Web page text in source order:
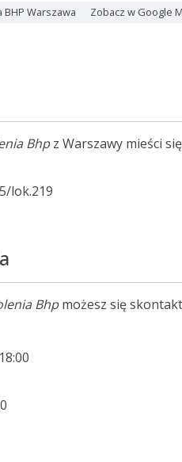
BHP Warszawa Zobacz w Google
Bhpz Warszawy mieści
lok.219
Bhpmożesz się